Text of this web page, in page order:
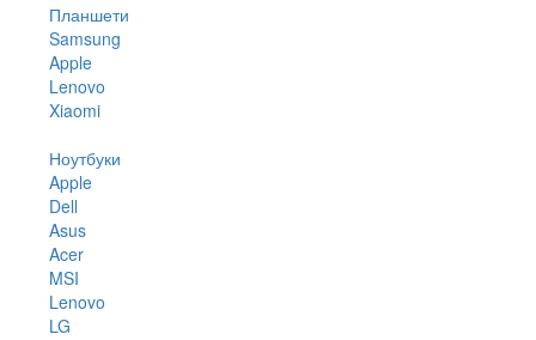
Планшети
Samsung
Apple
Lenovo
Xiaomi
Ноутбуки
Apple
Dell
Asus
Acer
MSI
Lenovo
LG